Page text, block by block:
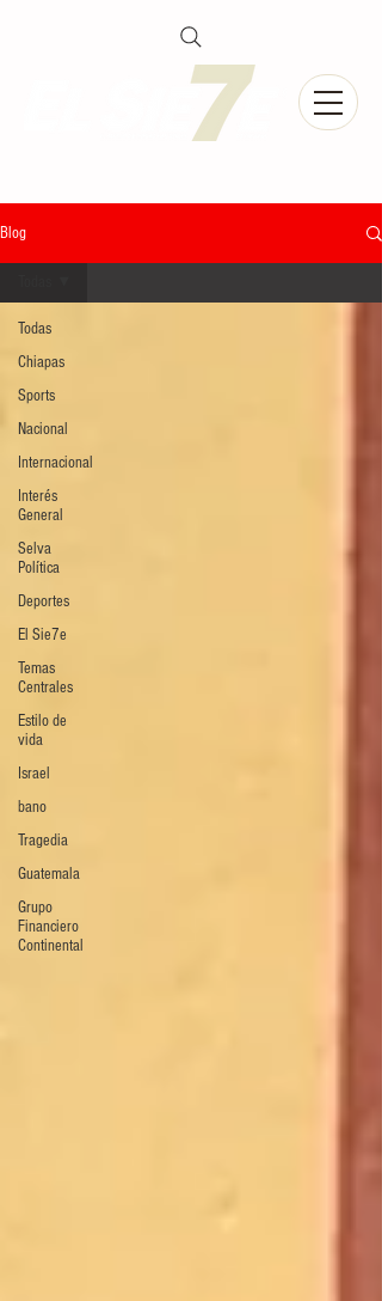
Blog
Todas
Chiapas
Sports
Nacional
Internacional
Interés
General
Selva
Política
Deportes
El Sie7e
Temas
Centrales
Estilo de
vida
Israel
bano
Tragedia
Guatemala
Grupo
Financiero
Continental